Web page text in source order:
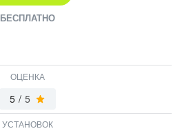
ВХОД
БЕСПЛАТНО
ОЦЕНКА
5 / 5
УСТАНОВОК